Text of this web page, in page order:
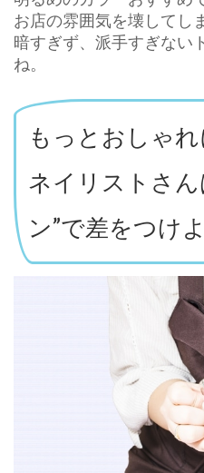
お店の雰囲気を壊してし
暗すぎず、派手すぎない
ね。
もっとおしゃ
ネイリストさん
ン”で差をつけ